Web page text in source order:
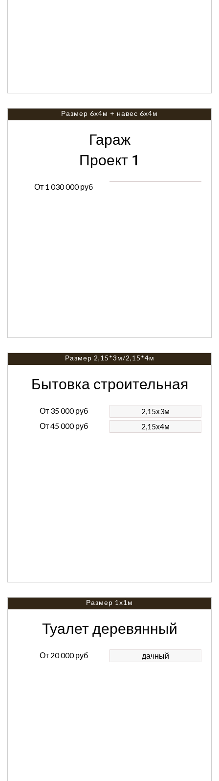
Размер 6х4м + навес 6х4м
Гараж
Проект 1
От 1 030 000 руб
Размер 2,15*3м/2,15*4м
Бытовка строительная
От 35 000 руб
2,15х3м
От45 000 руб 2,15х4м
Размер 1х1м
Туалет деревянный
От 20 000 руб дачный